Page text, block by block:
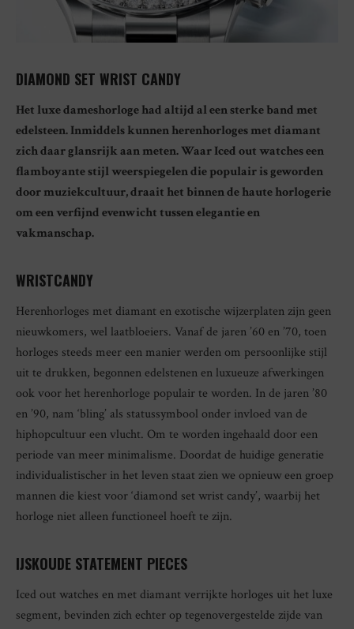
DIAMOND SET WRIST CANDY
Het luxe dameshorloge had altijd al een sterke band met
edelsteen. Inmiddels kunnen herenhorloges met diamant
zich daar glansrijk aan meten. Waar Iced out watches een
flamboyante stijl weerspiegelen die populair is geworden
door muziekcultuur, draait het binnen de haute horlogerie
om een verfijnd evenwicht tussen elegantie en
vakmanschap.
WRISTCANDY
Herenhorloges met diamant en exotische wijzerplaten zijn geen
nieuwkomers, wel laatbloeiers. Vanaf de jaren ’60 en ’70, toen
horloges steeds meer een manier werden om persoonlijke stijl
uit te drukken, begonnen edelstenen en luxueuze afwerkingen
ook voor het herenhorloge populair te worden. In de jaren ’80
en ’90, nam ‘bling’ als statussymbool onder invloed van de
hiphopcultuur een vlucht. Om te worden ingehaald door een
periode van meer minimalisme. Doordat de huidige generatie
individualistischer in het leven staat zien we opnieuw een groep
mannen die kiest voor ‘diamond set wrist candy’, waarbij het
horloge niet alleen functioneel hoeft te zijn.
IJSKOUDE STATEMENT PIECES
Iced out watches en met diamant verrijkte horloges uit het luxe
segment, bevinden zich echter op tegenovergestelde zijde van